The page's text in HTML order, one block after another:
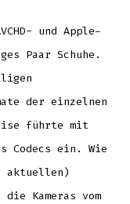
AVCHDund Apple-
Paar Schuhe.
der einzelnen
führte mit
Codecs ein. Wie
aktuellen)
Kameras vom